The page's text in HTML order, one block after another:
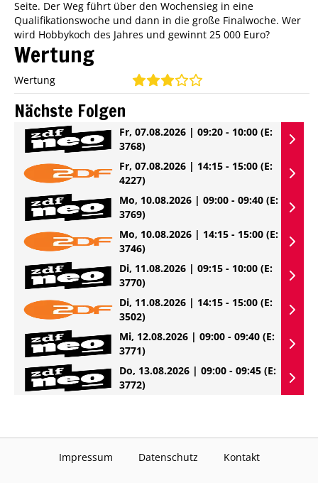
Seite. Der Weg führt über den Wochensieg in eine
Qualifikationswoche und dann in die große Finalwoche. Wer
wird Hobbykoch des Jahres und gewinnt 25 000 Euro?
Wertung
Wertung
Nächste Folgen
Fr, 07.08.2026 | 09:20 - 10:00 (E:
3768)
Fr, 07.08.2026 | 14:15 - 15:00 (E:
4227)
Mo, 10.08.2026 | 09:00 - 09:40 (E:
3769)
Mo, 10.08.2026 | 14:15 - 15:00 (E:
3746)
Di, 11.08.2026 | 09:15 - 10:00 (E:
3770)
Di, 11.08.2026 | 14:15 - 15:00 (E:
3502)
Mi, 12.08.2026 | 09:00 - 09:40 (E:
3771)
Do, 13.08.2026 | 09:00 - 09:45 (E:
3772)
Impressum Datenschutz Kontakt